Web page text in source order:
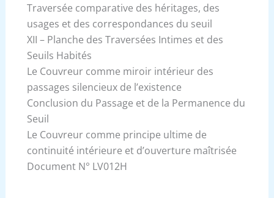
Traversée comparative des héritages, des
usages et des correspondances du seuil
XII – Planche des Traversées Intimes et des
Seuils Habités
Le Couvreur comme miroir intérieur des
passages silencieux de l’existence
Conclusion du Passage et de la Permanence du
Seuil
Le Couvreur comme principe ultime de
continuité intérieure et d’ouverture maîtrisée
Document N° LV012H